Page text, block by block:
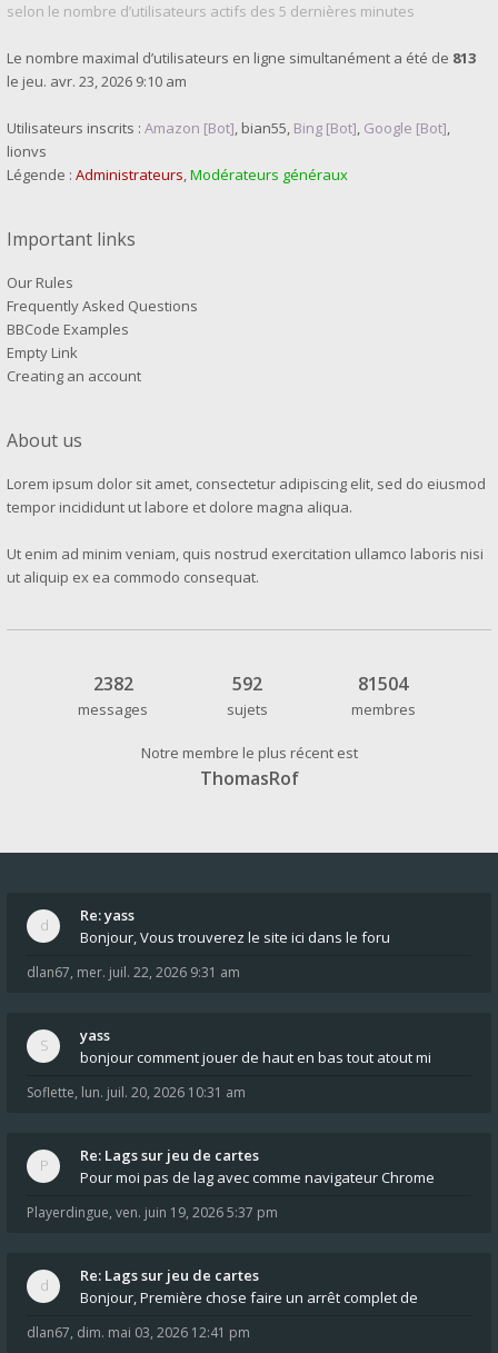
selon le nombre d’utilisateurs actifs des 5 dernières minutes
Le nombre maximal d’utilisateurs en ligne simultanément a été de 813
le jeu. avr. 23, 2026 9:10 am
Utilisateurs inscrits : Amazon [Bot], bian55, Bing [Bot], Google [Bot],
lionvs
Légende : Administrateurs,Modérateurs généraux
Important links
Our Rules
Frequently Asked Questions
BBCode Examples
Empty Link
Creating an account
About us
Lorem ipsum dolor sit amet, consectetur adipiscing elit, sed do eiusmod
tempor incididunt ut labore et dolore magna aliqua.
Ut enim ad minim veniam, quis nostrud exercitation ullamco laboris nisi
ut aliquip ex ea commodo consequat.
2382
messages
592
sujets
81504
membres
Notre membre le plus récent est
ThomasRof
Re: yass
Bonjour, Vous trouverez le site ici dans le foru
dlan67, mer. juil. 22, 2026 9:31 am
yass
bonjour comment jouer de haut en bas tout atout mi
Soflette, lun. juil. 20, 2026 10:31 am
Re: Lags sur jeu de cartes
Pour moi pas de lag avec comme navigateur Chrome
Playerdingue, ven. juin 19, 2026 5:37 pm
Re: Lags sur jeu de cartes
Bonjour, Première chose faire un arrêt complet de
dlan67, dim. mai 03, 2026 12:41 pm